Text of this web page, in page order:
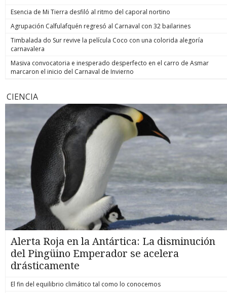
Esencia de Mi Tierra desfiló al ritmo del caporal nortino
Agrupación Calfulafquén regresó al Carnaval con 32 bailarines
Timbalada do Sur revive la película Coco con una colorida alegoría
carnavalera
Masiva convocatoria e inesperado desperfecto en el carro de Asmar
marcaron el inicio del Carnaval de Invierno
CIENCIA
Alerta Roja en la Antártica: La disminución
del Pingüino Emperador se acelera
drásticamente
El fin del equilibrio climático tal como lo conocemos